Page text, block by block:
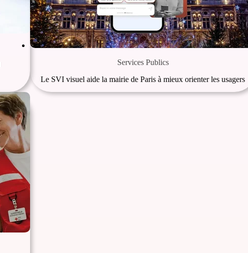
Services Publics
Le SVI visuel aide la mairie de Paris à mieux orienter les usagers